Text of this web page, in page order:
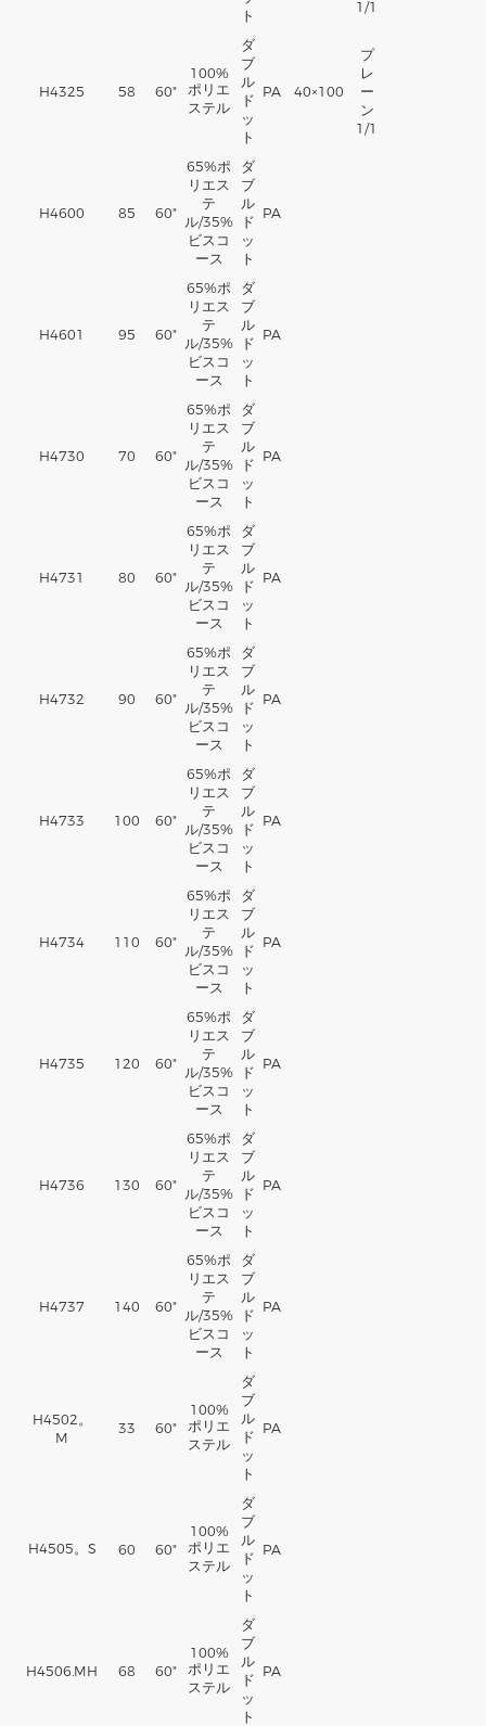
ト
1/1
H4325 58 60"
100%
ポリエ
ステル
ダ
ブ
ル
ド
ッ
ト
PA 40×100
プ
レ
ー
ン
1/1
H4600 85 60"
65%ポ
リエス
テ
ル/35%
ビスコ
ース
ダ
ブ
ル
ド
ッ
ト
PA
H4601 95 60"
65%ポ
リエス
テ
ル/35%
ビスコ
ース
ダ
ブ
ル
ド
ッ
ト
PA
H4730 70 60"
65%ポ
リエス
テ
ル/35%
ビスコ
ース
ダ
ブ
ル
ド
ッ
ト
PA
H4731 80 60"
65%ポ
リエス
テ
ル/35%
ビスコ
ース
ダ
ブ
ル
ド
ッ
ト
PA
H4732 90 60"
65%ポ
リエス
テ
ル/35%
ビスコ
ース
ダ
ブ
ル
ド
ッ
ト
PA
H4733 100 60"
65%ポ
リエス
テ
ル/35%
ビスコ
ース
ダ
ブ
ル
ド
ッ
ト
PA
H4734 110 60"
65%ポ
リエス
テ
ル/35%
ビスコ
ース
ダ
ブ
ル
ド
ッ
ト
PA
H4735 120 60"
65%ポ
リエス
テ
ル/35%
ビスコ
ース
ダ
ブ
ル
ド
ッ
ト
PA
H4736 130 60"
65%ポ
リエス
テ
ル/35%
ビスコ
ース
ダ
ブ
ル
ド
ッ
ト
PA
H4737 140 60"
65%ポ
リエス
テ
ル/35%
ビスコ
ース
ダ
ブ
ル
ド
ッ
ト
PA
H4502。
M
33 60"
100%
ポリエ
ステル
ダ
ブ
ル
ド
ッ
ト
PA
H4505。S 60 60"
100%
ポリエ
ステル
ダ
ブ
ル
ド
ッ
ト
PA
H4506.MH 68 60"
100%
ポリエ
ステル
ダ
ブ
ル
ド
ッ
ト
PA